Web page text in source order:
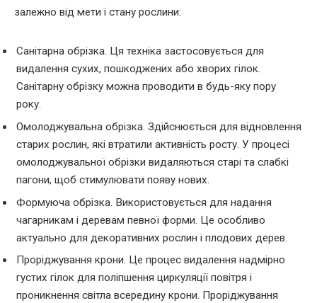
залежно від мети і стану рослини:
Санітарна обрізка. Ця техніка застосовується для
видалення сухих, пошкоджених або хворих гілок.
Санітарну обрізку можна проводити в будь-яку пору
року.
Омолоджувальна обрізка. Здійснюється для відновлення
старих рослин, які втратили активність росту. У процесі
омолоджувальної обрізки видаляються старі та слабкі
пагони, щоб стимулювати появу нових.
Формуюча обрізка. Використовується для надання
чагарникам і деревам певної форми. Це особливо
актуально для декоративних рослин і плодових дерев.
Проріджування крони. Це процес видалення надмірно
густих гілок для поліпшення циркуляції повітря і
проникнення світла всередину крони. Проріджування